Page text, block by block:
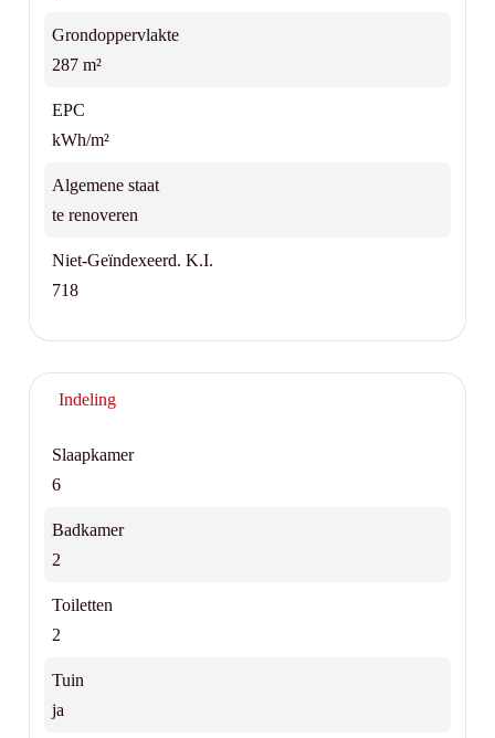
Grondoppervlakte
287 m²
EPC
kWh/m²
Algemene staat
te renoveren
Niet-Geïndexeerd. K.I.
718
Indeling
Slaapkamer
6
Badkamer
2
Toiletten
2
Tuin
ja